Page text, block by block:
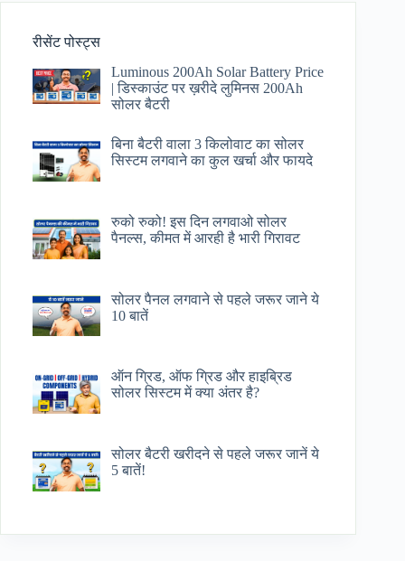
रीसेंट पोस्ट्स
Luminous 200Ah Solar Battery Price​
| डिस्काउंट पर ख़रीदे लुमिनस 200Ah
सोलर बैटरी
बिना बैटरी वाला 3 किलोवाट का सोलर
सिस्टम लगवाने का कुल खर्चा और फायदे
रुको रुको! इस दिन लगवाओ सोलर
पैनल्स, कीमत में आरही है भारी गिरावट
सोलर पैनल लगवाने से पहले जरूर जाने ये
10 बातें
ऑन ग्रिड, ऑफ ग्रिड और हाइब्रिड
सोलर सिस्टम में क्या अंतर है?
सोलर बैटरी खरीदने से पहले जरूर जानें ये
5 बातें!